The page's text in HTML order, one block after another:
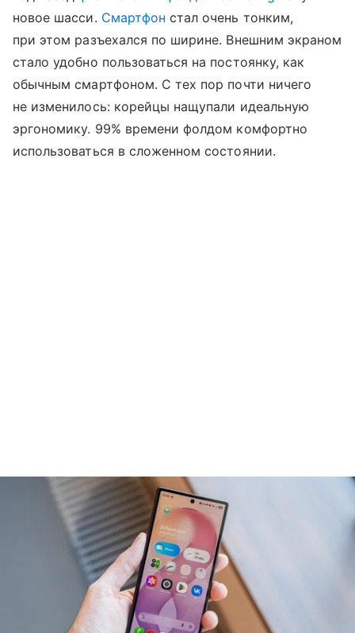
новое шасси. Смартфон стал очень тонким,
при этом разъехался по ширине. Внешним экраном
стало удобно пользоваться на постоянку, как
обычным смартфоном. С тех пор почти ничего
не изменилось: корейцы нащупали идеальную
эргономику. 99% времени фолдом комфортно
использоваться в сложенном состоянии.